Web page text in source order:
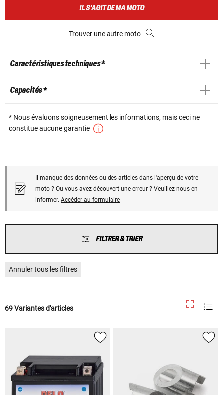
IL S'AGIT DE MA MOTO
Trouver une autre moto
Caractéristiques techniques *
Capacités *
* Nous évaluons soigneusement les informations, mais ceci ne
constitue aucune garantie
Il manque des données ou des articles dans l'aperçu de votre
moto ? Ou vous avez découvert une erreur ? Veuillez nous en
informer. Accéder au formulaire
FILTRER & TRIER
Annuler tous les filtres
69 Variantes d'articles